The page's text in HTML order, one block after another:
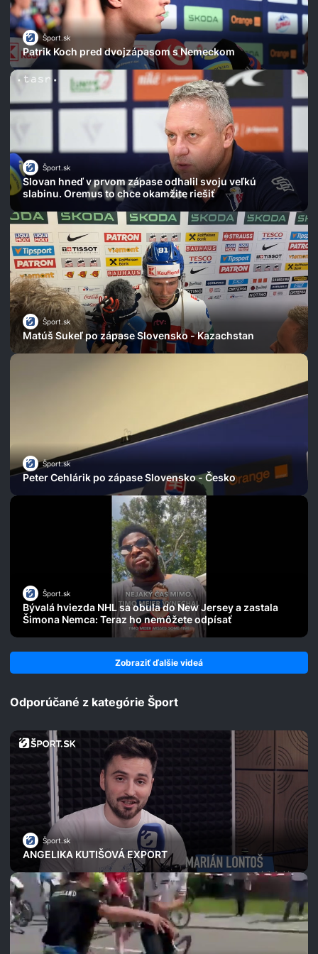
Šport.sk
Patrik Koch pred dvojzápasom s Nemeckom
Šport.sk
Slovan hneď v prvom zápase odhalil svoju veľkú
slabinu. Oremus to chce okamžite riešiť
Šport.sk
Matúš Sukeľ po zápase Slovensko - Kazachstan
Šport.sk
Peter Cehlárik po zápase Slovensko - Česko
Šport.sk
Bývalá hviezda NHL sa obula do New Jersey a zastala
Šimona Nemca: Teraz ho nemôžete odpísať
Zobraziť ďalšie videá
Odporúčané z kategórie Šport
Šport.sk
ANGELIKA KUTIŠOVÁ EXPORT